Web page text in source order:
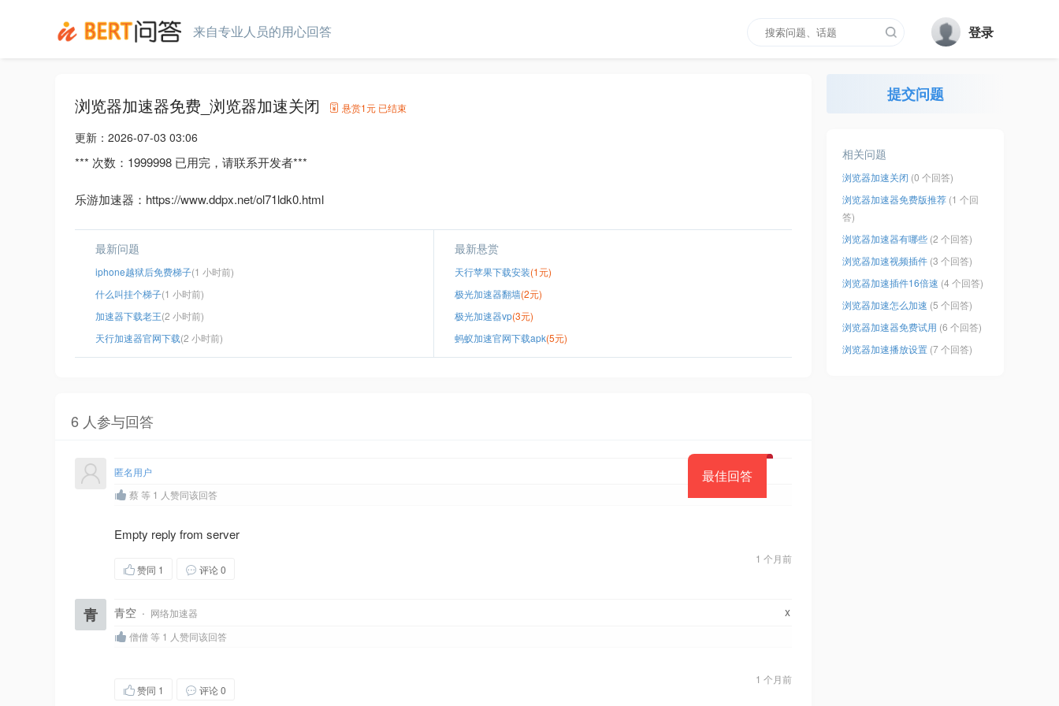
来自专业人员的用心回答 登录
浏览器加速器免费_浏览器加速关闭 悬赏1元 已结束
更新： 2026-07-03 03:06
*** 次数：1999998 已用完，请联系开发者***
乐游加速器：https://www.ddpx.net/ol71ldk0.html
最新问题
iphone越狱后免费梯子(1 小时前)
什么叫挂个梯子(1 小时前)
加速器下载老王(2 小时前)
天行加速器官网下载(2 小时前)
最新悬赏
天行苹果下载安装(1元)
极光加速器翻墙(2元)
极光加速器vp(3元)
蚂蚁加速官网下载apk(5元)
6 人参与回答
最佳回答
匿名用户
蔡 等 1 人赞同该回答
Empty reply from server
1 个月前
赞同 1 评论 0
青 青空 · 网络加速器 x
僧僧 等 1 人赞同该回答
1 个月前
赞同 1 评论 0
提交问题
相关问题
浏览器加速关闭 (0 个回答)
浏览器加速器免费版推荐 (1 个回
答)
浏览器加速器有哪些 (2 个回答)
浏览器加速视频插件 (3 个回答)
浏览器加速插件16倍速 (4 个回答)
浏览器加速怎么加速 (5 个回答)
浏览器加速器免费试用 (6 个回答)
浏览器加速播放设置 (7 个回答)